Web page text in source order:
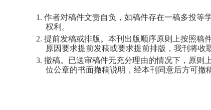
1. 作者对稿件文责自负，如稿件存在一稿多投等
权利。
2. 提前发稿或排版。本刊出版顺序原则上按照稿
原因要求提前发稿或要求提前排版，我刊将收
3. 撤稿。已送审稿件无充分理由的情况下，原则
位公章的书面撤稿说明，经本刊同意后方可撤